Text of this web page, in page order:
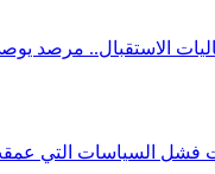
الاستقبال.. مرصد
فشل السياسات التي